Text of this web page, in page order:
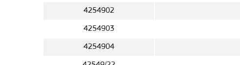
4254902
4254903
4254904